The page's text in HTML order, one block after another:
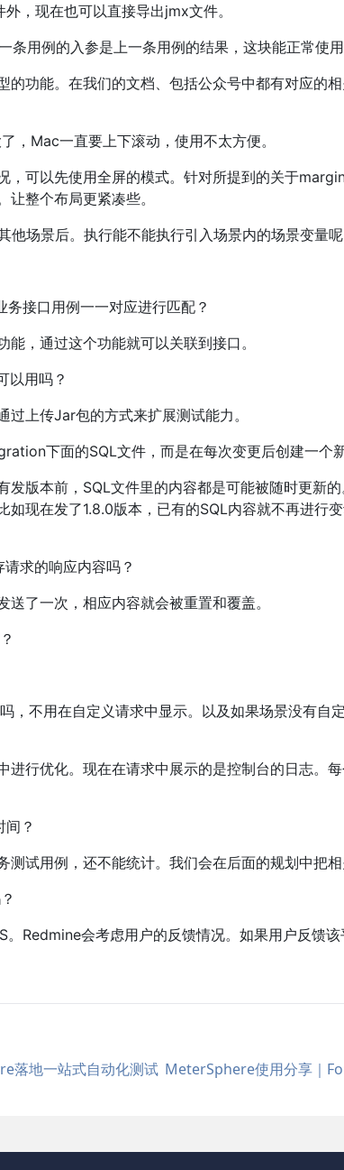
，现在也可以直接导出jmx文件。
条用例的入参是上一条用例的结果，这块能正常使用
的功能。在我们的文档、包括公众号中都有对应的
，Mac一直要上下滚动，使用不太方便。
，可以先使用全屏的模式。针对所提到的关于
整个布局更紧凑些。
他场景后。执行能不能执行引入场景内的场景变量呢
接口用例一一对应进行匹配？
，通过这个功能就可以关联到接口。
以用吗？
上传Jar包的方式来扩展测试能力。
下面的SQL文件，而是在每次变更后创建一个新
发版本前，SQL文件里的内容都是可能被随时更新
如现在发了1.8.0版本，已有的SQL内容就不再进行
求的响应内容吗？
了一次，相应内容就会被重置和覆盖。
，不用在自定义请求中显示。以及如果场景没有自
进行优化。现在在请求中展示的是控制台的日志。
？
试用例，还不能统计。我们会在后面的规划中把相
。Redmine会考虑用户的反馈情况。如果用户反馈
落地一站式自动化测试 MeterSphere使用分享｜